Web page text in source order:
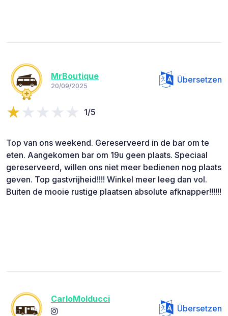
MrBoutique
20/09/2025
Übersetzen
1/5
Top van ons weekend. Gereserveerd in de bar om te
eten. Aangekomen bar om 19u geen plaats. Speciaal
gereserveerd, willen ons niet meer bedienen nog plaats
geven. Top gastvrijheid!!!! Winkel meer leeg dan vol.
Buiten de mooie rustige plaatsen absolute afknapper!!!!!!
CarloMolducci
Übersetzen